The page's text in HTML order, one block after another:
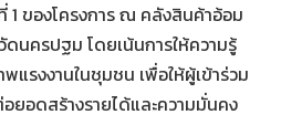
1 ของโครงการ ณ คลังสินค้าอ้อม
นครปฐม โดยเน้นการให้ความรู้
รงงานในชุมชน เพื่อให้ผู้เข้าร่วม
ยอดสร้างรายได้และความมั่นคง